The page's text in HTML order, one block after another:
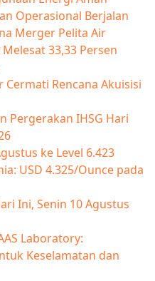
Operasional Berjalan
Merger Pelita Air
33,33 Persen
Cermati Rencana Akuisisi
Pergerakan IHSG Hari
ke Level 6.423
USD 4.325/Ounce pada
Ini, Senin 10 Agustus
Laboratory:
Keselamatan dan